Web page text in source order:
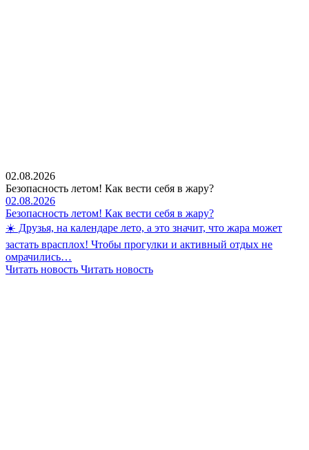
02.08.2026
Безопасность летом! Как вести себя в жару?
02.08.2026
Безопасность летом! Как вести себя в жару?
☀️ Друзья, на календаре лето, а это значит, что жара может
застать врасплох! Чтобы прогулки и активный отдых не
омрачились…
Читать новость Читать новость